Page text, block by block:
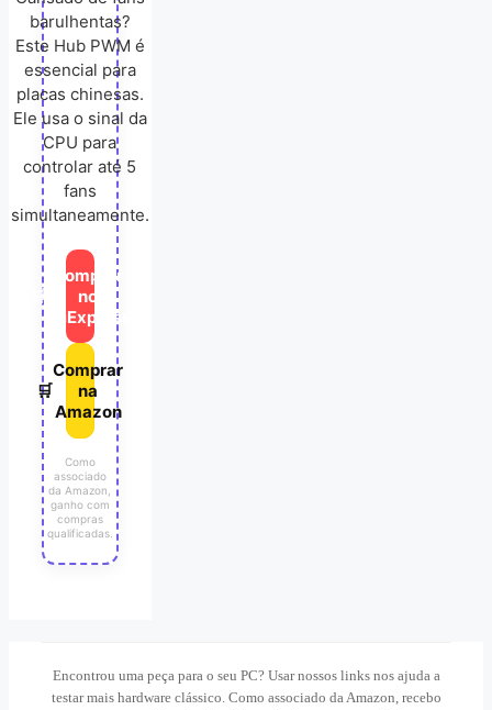
barulhentas?
Este Hub PWM é
essencial para
placas chinesas.
Ele usa o sinal da
CPU para
controlar até 5
fans
simultaneamente.
🛒
Comprar
no
AliExpress
🛒
Comprar
na
Amazon
Como
associado
da Amazon,
ganho com
compras
qualificadas.
Encontrou uma peça para o seu PC? Usar nossos links nos ajuda a
testar mais hardware clássico. Como associado da Amazon, recebo